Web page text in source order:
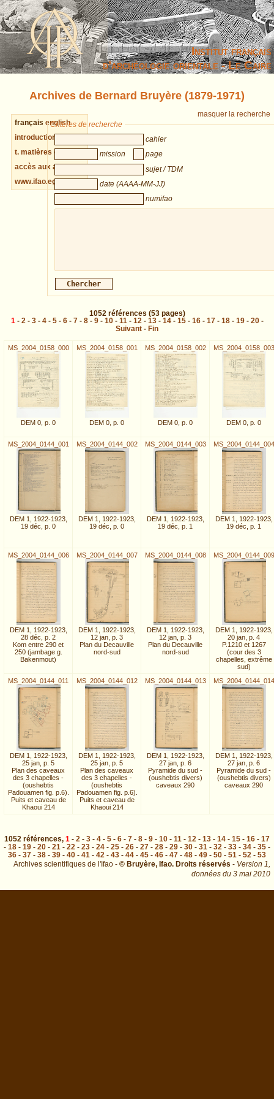
Institut français
d’archéologie orientale - Le Caire
Archives de Bernard Bruyère (1879-1971)
français english
introduction cahiers
t. matières cahiers
accès aux archives
www.ifao.egnet.net
masquer la recherche
Critères de recherche
cahier
mission
page
sujet / TDM
date (AAAA-MM-JJ)
numifao
1052 références (53 pages)
1- 2- 3- 4- 5- 6- 7- 8- 9- 10- 11- 12- 13- 14- 15- 16- 17- 18- 19- 20-
Suivant - Fin
MS_2004_0158_000
DEM 0, p. 0
MS_2004_0158_001
DEM 0, p. 0
MS_2004_0158_002
DEM 0, p. 0
MS_2004_0158_003
DEM 0, p. 0
MS_2004_0144_001
DEM 1, 1922-1923,
19 déc, p. 0
MS_2004_0144_002
DEM 1, 1922-1923,
19 déc, p. 0
MS_2004_0144_003
DEM 1, 1922-1923,
19 déc, p. 1
MS_2004_0144_004
DEM 1, 1922-1923,
19 déc, p. 1
MS_2004_0144_006
DEM 1, 1922-1923,
28 déc, p. 2
Kom entre 290 et
250 (jambage g.
Bakenmout)
MS_2004_0144_007
DEM 1, 1922-1923,
12 jan, p. 3
Plan du Decauville
nord-sud
MS_2004_0144_008
DEM 1, 1922-1923,
12 jan, p. 3
Plan du Decauville
nord-sud
MS_2004_0144_009
DEM 1, 1922-1923,
20 jan, p. 4
P.1210 et 1267
(cour des 3
chapelles, extrême
sud)
MS_2004_0144_011
DEM 1, 1922-1923,
25 jan, p. 5
Plan des caveaux
des 3 chapelles -
(oushebtis
Padouamen fig. p.6).
Puits et caveau de
Khaoui 214
MS_2004_0144_012
DEM 1, 1922-1923,
25 jan, p. 5
Plan des caveaux
des 3 chapelles -
(oushebtis
Padouamen fig. p.6).
Puits et caveau de
Khaoui 214
MS_2004_0144_013
DEM 1, 1922-1923,
27 jan, p. 6
Pyramide du sud -
(oushebtis divers)
caveaux 290
MS_2004_0144_014
DEM 1, 1922-1923,
27 jan, p. 6
Pyramide du sud -
(oushebtis divers)
caveaux 290
1052 références, 1 - 2 - 3 - 4 - 5 - 6 - 7 - 8 - 9 - 10 - 11 - 12 - 13 - 14 - 15 - 16 - 17
- 18 - 19 - 20 - 21 - 22 - 23 - 24 - 25 - 26 - 27 - 28 - 29 - 30 - 31 - 32 - 33 - 34 - 35 -
36 - 37 - 38 - 39 - 40 - 41 - 42 - 43 - 44 - 45 - 46 - 47 - 48 - 49 - 50 - 51 - 52 - 53
Archives scientifiques de l'Ifao - © Bruyère, Ifao. Droits réservés - Version 1,
données du 3 mai 2010